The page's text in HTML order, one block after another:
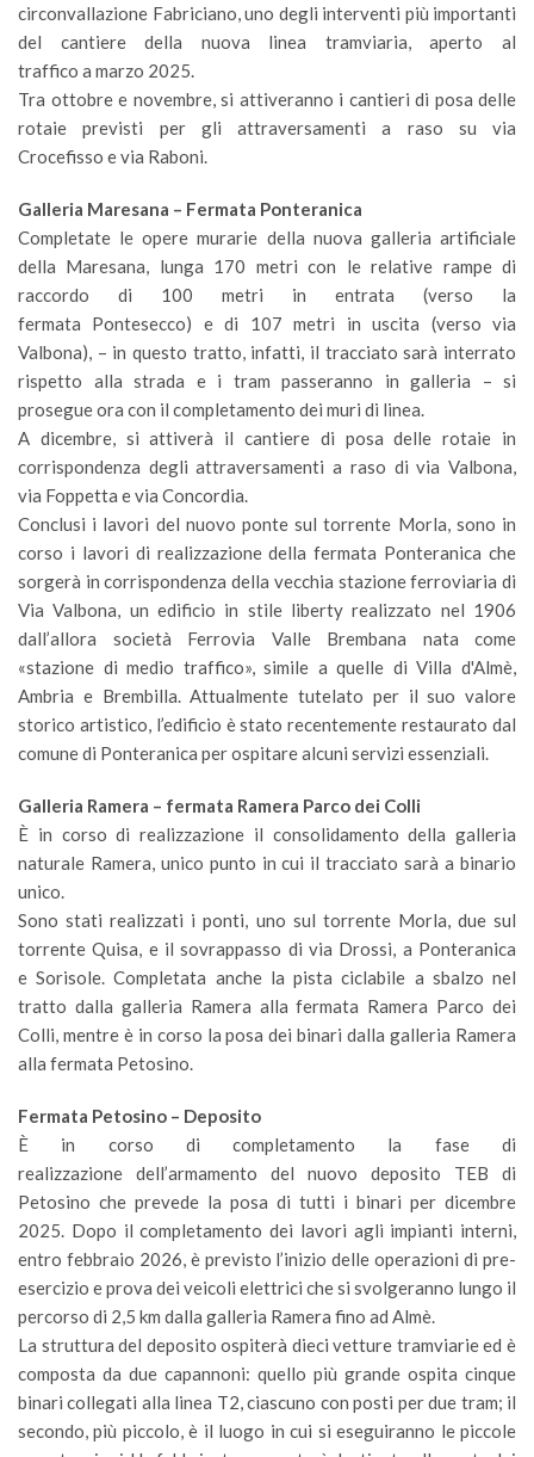
circonvallazione Fabriciano, uno degli interventi più importanti
del cantiere della nuova linea tramviaria, aperto al
traffico a marzo 2025.
Tra ottobre e novembre, si attiveranno i cantieri di posa delle
rotaie previsti per gli attraversamenti a raso su via
Crocefisso e via Raboni.
Galleria Maresana – Fermata Ponteranica
Completate le opere murarie della nuova galleria artificiale
della Maresana, lunga 170 metri con le relative rampe di
raccordo di 100 metri in entrata (verso la
fermata Pontesecco) e di 107 metri in uscita (verso via
Valbona), – in questo tratto, infatti, il tracciato sarà interrato
rispetto alla strada e i tram passeranno in galleria
– si
prosegue ora con il completamento dei muri di linea.
A dicembre, si attiverà il cantiere di posa delle rotaie in
corrispondenza degli attraversamenti a raso di via Valbona,
via Foppetta e via Concordia.
Conclusi i lavori del nuovo ponte sul torrente Morla, sono in
corso i lavori di realizzazione della fermata Ponteranica che
sorgerà in corrispondenza della vecchia stazione ferroviaria di
Via Valbona, un edificio in stile liberty realizzato nel 1906
dall’allora società Ferrovia Valle Brembana nata come
«stazione di medio traffico», simile a quelle di Villa d'Almè,
Ambria e Brembilla. Attualmente tutelato per il suo valore
storico artistico, l’edificio è stato recentemente restaurato dal
comune di Ponteranica per ospitare alcuni servizi essenziali.
Galleria Ramera – fermata Ramera Parco dei Colli
È in corso di realizzazione il consolidamento della galleria
naturale Ramera, unico punto in cui il tracciato sarà a binario
unico.
Sono stati realizzati i ponti, uno sul torrente Morla, due sul
torrente Quisa, e il sovrappasso di via Drossi, a Ponteranica
e Sorisole. Completata anche la pista ciclabile a sbalzo nel
tratto dalla galleria Ramera alla fermata Ramera Parco dei
Colli, mentre è in corso la posa dei binari dalla galleria Ramera
alla fermata Petosino.
Fermata Petosino – Deposito
È in corso di completamento la fase di
realizzazione dell’armamento del nuovo deposito TEB di
Petosino che prevede la posa di tutti i binari per dicembre
2025. Dopo il completamento dei lavori agli impianti interni,
entro febbraio 2026, è previsto l’inizio delle operazioni di pre-
esercizio e prova dei veicoli elettrici che si svolgeranno lungo il
percorso di 2,5 km dalla galleria Ramera fino ad Almè.
La struttura del deposito ospiterà dieci vetture tramviarie ed è
composta da due capannoni: quello più grande ospita cinque
binari collegati alla linea T2, ciascuno con posti per due tram; il
secondo, più piccolo, è il luogo in cui si eseguiranno le piccole